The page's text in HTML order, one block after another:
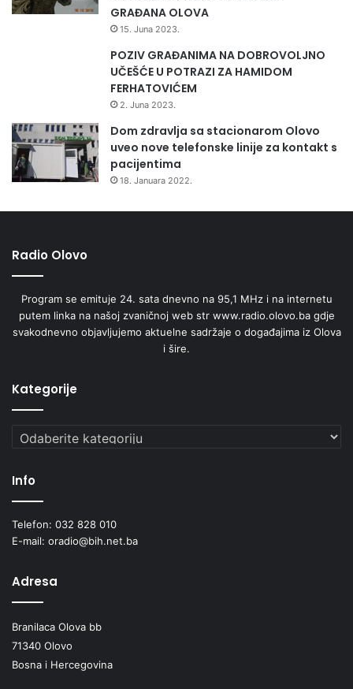
GRAĐANA OLOVA
15. Juna 2023.
POZIV GRAĐANIMA NA DOBROVOLJNO
UČEŠĆE U POTRAZI ZA HAMIDOM
FERHATOVIĆEM
2. Juna 2023.
Dom zdravlja sa stacionarom Olovo
uveo nove telefonske linije za kontakt s
pacijentima
18. Januara 2022.
Radio Olovo
Program se emituje 24. sata dnevno na 95,1 MHz i na internetu
putem linka na našoj zvaničnoj web str www.radio.olovo.ba gdje
svakodnevno objavljujemo aktuelne sadržaje o događajima iz Olova
i šire.
Kategorije
Kategorije
Info
Telefon: 032 828 010
E-mail: oradio@bih.net.ba
Adresa
Branilaca Olova bb
71340 Olovo
Bosna i Hercegovina